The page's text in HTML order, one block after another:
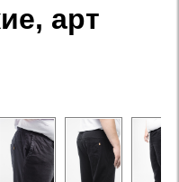
арт